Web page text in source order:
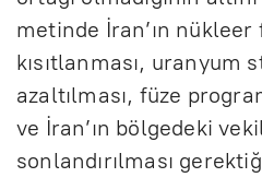
metinde İran’ın
kısıtlanması, uranyum
azaltılması, füze
ve İran’ın bölgedeki
sonlandırılması